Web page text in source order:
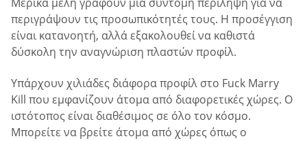
περιγράψουν τις προσωπικότητές τους. Η προσέγγιση
είναι κατανοητή, αλλά εξακολουθεί να καθιστά
δύσκολη την αναγνώριση πλαστών προφίλ.
Υπάρχουν χιλιάδες διάφορα προφίλ στο Fuck Marry
Kill που εμφανίζουν άτομα από διαφορετικές χώρες. Ο
ιστότοπος είναι διαθέσιμος σε όλο τον κόσμο.
Μπορείτε να βρείτε άτομα από χώρες όπως ο